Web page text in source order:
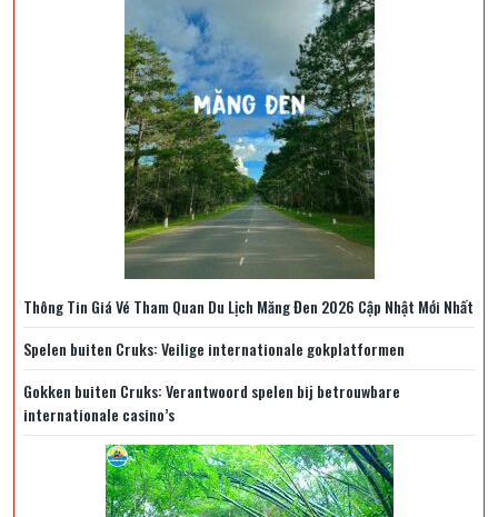
Thông Tin Giá Vé Tham Quan Du Lịch Măng Đen 2026 Cập Nhật Mới Nhất
Spelen buiten Cruks: Veilige internationale gokplatformen
Gokken buiten Cruks: Verantwoord spelen bij betrouwbare
internationale casino’s